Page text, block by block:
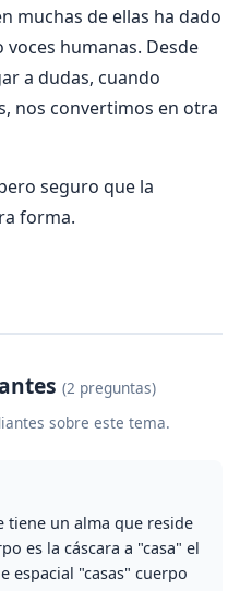
muchas de ellas ha dado
humanas. Desde
a dudas, cuando
nos convertimos en otra
seguro que la
forma.
(2 preguntas)
sobre este tema.
tiene un alma que reside
es la cáscara a "casa" el
espacial "casas" cuerpo